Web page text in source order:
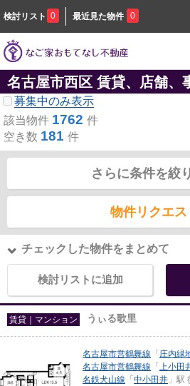
検討リスト 0 最近見た物件 0
名古屋市西区 賃貸、店舗、
募集中のみ表示
該当物件 1762 件
空き数 181 件
さらに条件を絞
物件リクエス
チェックした物件をまとめて
検討リストに追加
賃貸｜マンション うぃる歌里
名古屋市営鶴舞線 「 庄内緑
名古屋市営鶴舞線 「 上小田
名鉄犬山線 「 中小田井 」駅